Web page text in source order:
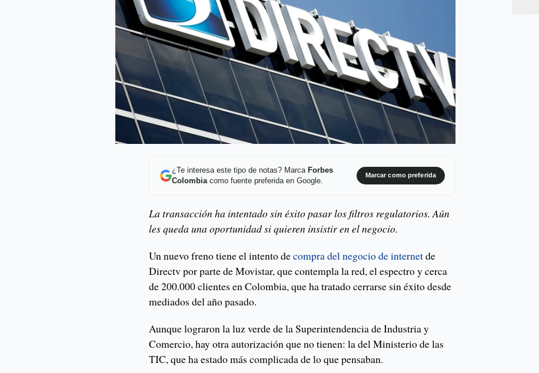
¿Te interesa este tipo de notas? Marca Forbes
Colombiacomo fuente preferida en Google.
Marcar como preferida
La transacción ha intentado sin éxito pasar los filtros regulatorios. Aún
les queda una oportunidad si quieren insistir en el negocio.
Un nuevo freno tiene el intento decompra del negocio de internetde
Directv por parte de Movistar, que contempla la red, el espectro y cerca
de 200.000 clientes en Colombia, que ha tratado cerrarse sin éxito desde
mediados del año pasado.
Aunque lograron la luz verde de la Superintendencia de Industria y
Comercio, hay otra autorización que no tienen: la del Ministerio de las
TIC, que ha estado más complicada de lo que pensaban.